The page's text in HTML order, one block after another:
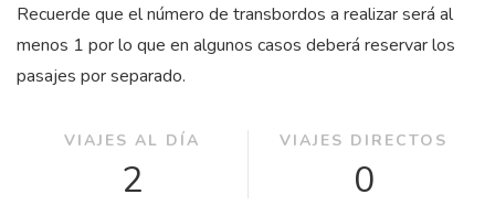
Recuerde que el número de transbordos a realizar será al
menos 1 por lo que en algunos casos deberá reservar los
pasajes por separado.
VIAJES AL DÍA
2
VIAJES DIRECTOS
0